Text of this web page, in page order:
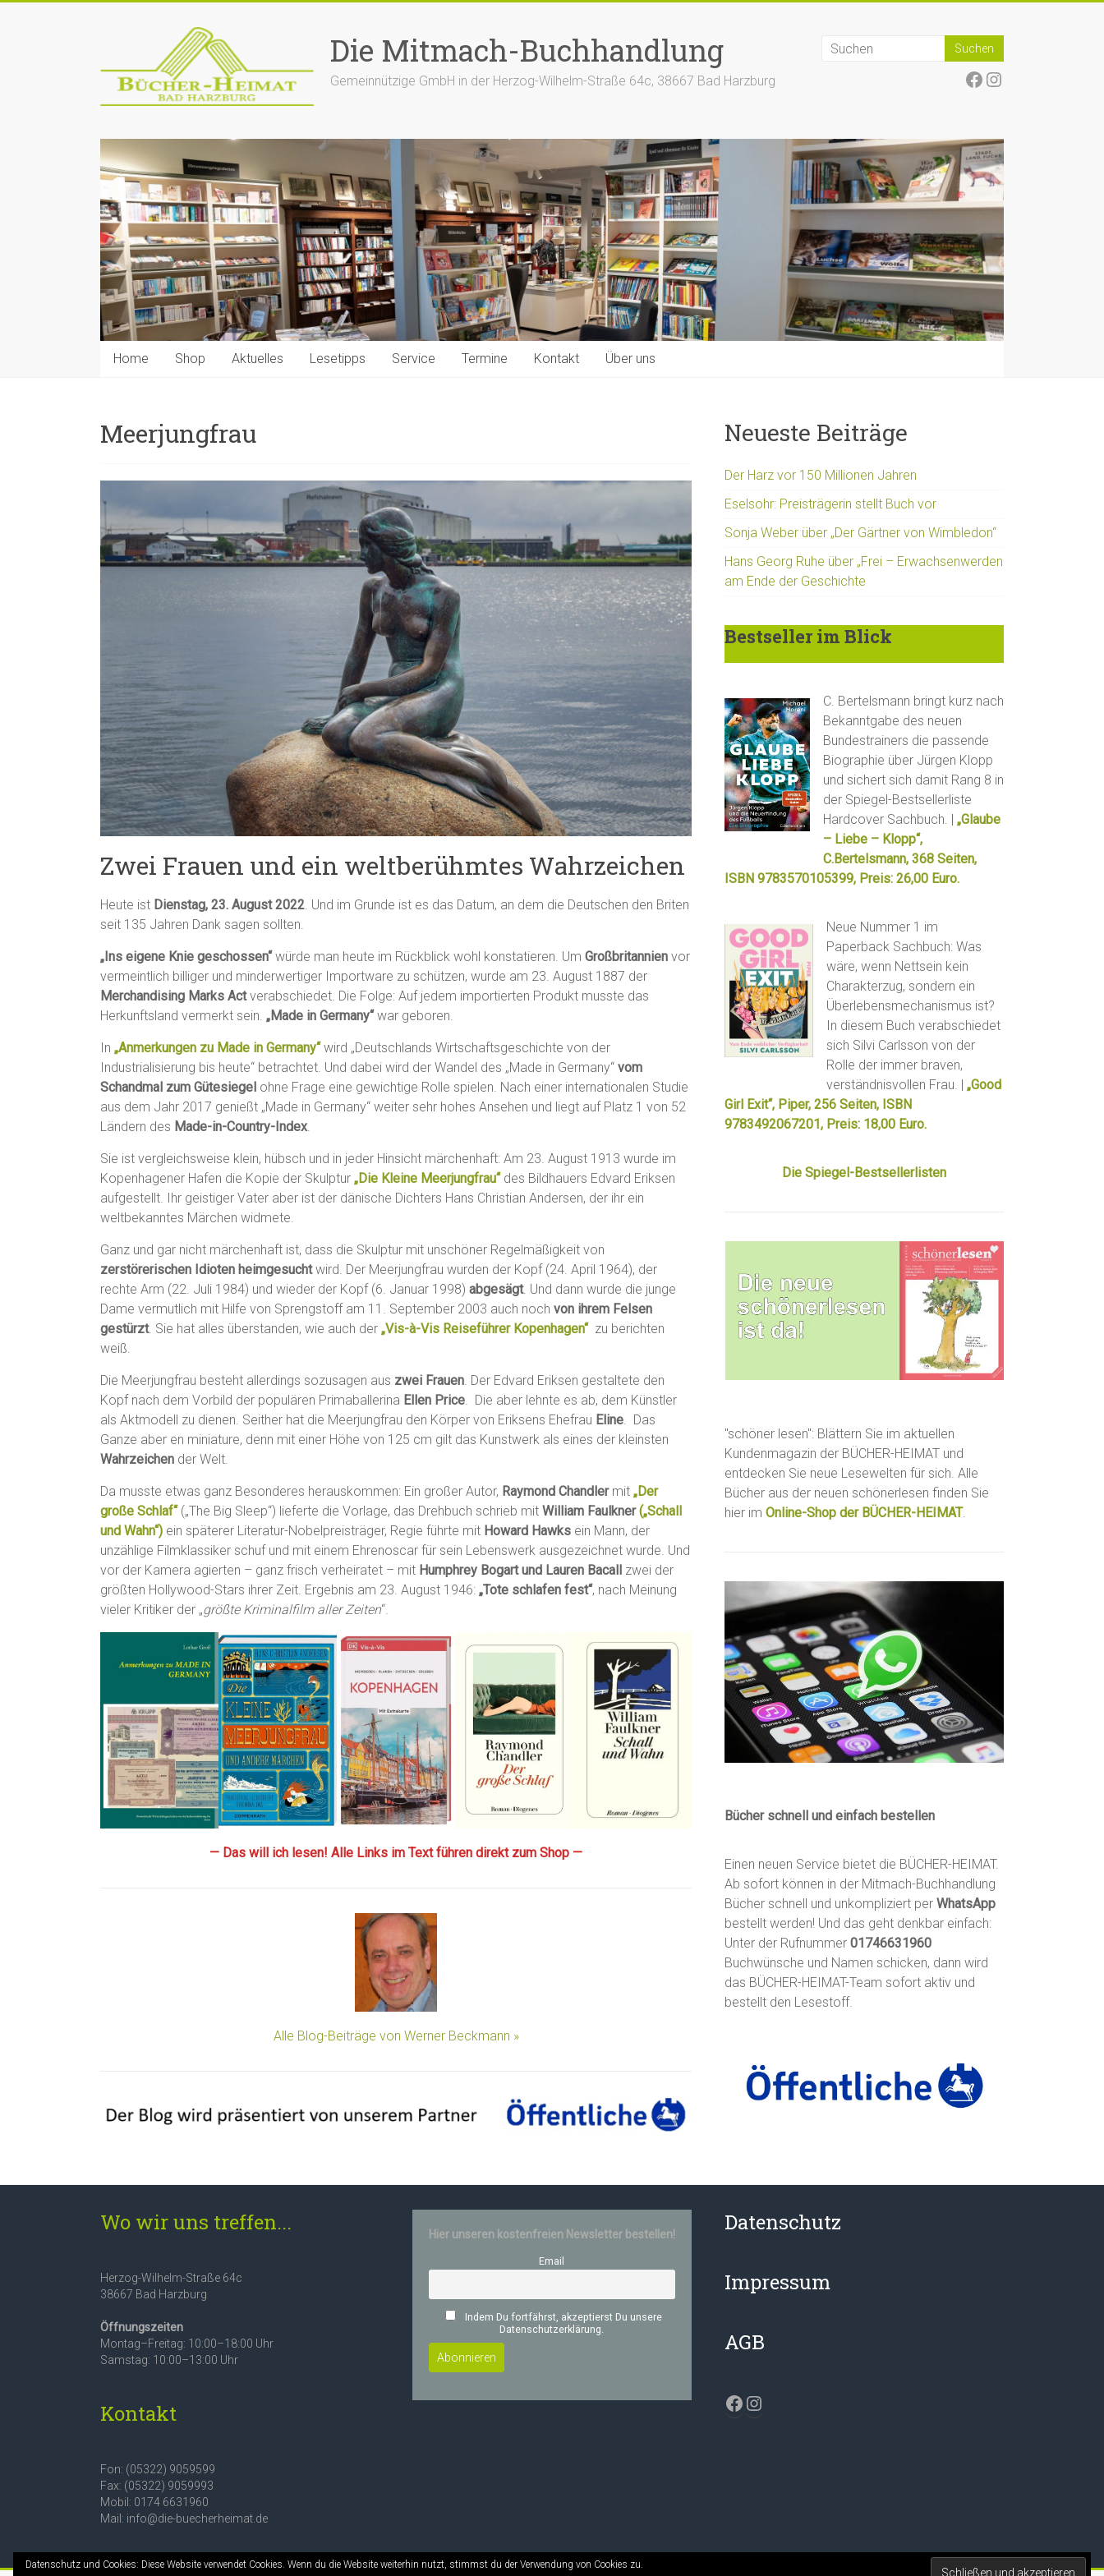
Die Mitmach-Buchhandlung
Gemeinnützige GmbH in der Herzog-Wilhelm-Straße 64c, 38667 Bad Harzburg Facebook
Instagram
Home Shop Aktuelles Lesetipps Service Termine Kontakt Über uns
Meerjungfrau
Zwei Frauen und ein weltberühmtes Wahrzeichen
Heute ist Dienstag, 23. August 2022. Und im Grunde ist es das Datum, an dem die Deutschen den Briten
seit 135 Jahren Dank sagen sollten.
„Ins eigene Knie geschossen“würde man heute im Rückblick wohl konstatieren. Um Großbritannien vor
vermeintlich billiger und minderwertiger Importware zu schützen, wurde am 23. August 1887 der
Merchandising Marks Actverabschiedet. Die Folge: Auf jedem importierten Produkt musste das
Herkunftsland vermerkt sein. „Made in Germany“war geboren.
In „Anmerkungen zu Made in Germany“wird „Deutschlands Wirtschaftsgeschichte von der
Industrialisierung bis heute“ betrachtet. Und dabei wird der Wandel des „Made in Germany“ vom
Schandmal zum Gütesiegel ohne Frage eine gewichtige Rolle spielen. Nach einer internationalen Studie
aus dem Jahr 2017 genießt „Made in Germany“ weiter sehr hohes Ansehen und liegt auf Platz 1 von 52
Ländern des Made-in-Country-Index.
Sie ist vergleichsweise klein, hübsch und in jeder Hinsicht märchenhaft: Am 23. August 1913 wurde im
Kopenhagener Hafen die Kopie der Skulptur „Die Kleine Meerjungfrau“des Bildhauers Edvard Eriksen
aufgestellt. Ihr geistiger Vater aber ist der dänische Dichters Hans Christian Andersen, der ihr ein
weltbekanntes Märchen widmete.
Ganz und gar nicht märchenhaft ist, dass die Skulptur mit unschöner Regelmäßigkeit von
zerstörerischen Idioten heimgesuchtwird. Der Meerjungfrau wurden der Kopf (24. April 1964), der
rechte Arm (22. Juli 1984) und wieder der Kopf (6. Januar 1998) abgesägt. Und dann wurde die junge
Dame vermutlich mit Hilfe von Sprengstoff am 11. September 2003 auch noch von ihrem Felsen
gestürzt. Sie hat alles überstanden, wie auch der „Vis-à-Vis Reiseführer Kopenhagen“ zu berichten
weiß.
Die Meerjungfrau besteht allerdings sozusagen aus zwei Frauen. Der Edvard Eriksen gestaltete den
Kopf nach dem Vorbild der populären Primaballerina Ellen Price. Die aber lehnte es ab, dem Künstler
als Aktmodell zu dienen. Seither hat die Meerjungfrau den Körper von Eriksens Ehefrau Eline. Das
Ganze aber en miniature, denn mit einer Höhe von 125 cm gilt das Kunstwerk als eines der kleinsten
Wahrzeichen der Welt.
Da musste etwas ganz Besonderes herauskommen: Ein großer Autor, Raymond Chandlermit „Der
große Schlaf“(„The Big Sleep“) lieferte die Vorlage, das Drehbuch schrieb mit William Faulkner („Schall
und Wahn“) ein späterer Literatur-Nobelpreisträger, Regie führte mit Howard Hawks ein Mann, der
unzählige Filmklassiker schuf und mit einem Ehrenoscar für sein Lebenswerk ausgezeichnet wurde. Und
vor der Kamera agierten – ganz frisch verheiratet – mit Humphrey Bogart und Lauren Bacall zwei der
größten Hollywood-Stars ihrer Zeit. Ergebnis am 23. August 1946: „Tote schlafen fest“, nach Meinung
vieler Kritiker der „größte Kriminalfilm aller Zeiten“.
— Das will ich lesen! Alle Links im Text führen direkt zum Shop —
Alle Blog-Beiträge von Werner Beckmann »
Neueste Beiträge
Der Harz vor 150 Millionen Jahren
Eselsohr: Preisträgerin stellt Buch vor
Sonja Weber über „Der Gärtner von Wimbledon“
Hans Georg Ruhe über „Frei – Erwachsenwerden
am Ende der Geschichte
Bestseller im Blick
C. Bertelsmann bringt kurz nach
Bekanntgabe des neuen
Bundestrainers die passende
Biographie über Jürgen Klopp
und sichert sich damit Rang 8 in
der Spiegel-Bestsellerliste
Hardcover Sachbuch. |„Glaube
– Liebe – Klopp“,
C.Bertelsmann, 368 Seiten,
ISBN 9783570105399, Preis: 26,00 Euro.
Neue Nummer 1 im
Paperback Sachbuch: Was
wäre, wenn Nettsein kein
Charakterzug, sondern ein
Überlebensmechanismus ist?
In diesem Buch verabschiedet
sich Silvi Carlsson von der
Rolle der immer braven,
verständnisvollen Frau. |„Good
Girl Exit“, Piper, 256 Seiten, ISBN
9783492067201, Preis: 18,00 Euro.
Die Spiegel-Bestsellerlisten
"schöner lesen": Blättern Sie im aktuellen
Kundenmagazin der BÜCHER-HEIMAT und
entdecken Sie neue Lesewelten für sich. Alle
Bücher aus der neuen schönerlesen finden Sie
hier imOnline-Shop der BÜCHER-HEIMAT.
Bücher schnell und einfach bestellen
Einen neuen Service bietet die BÜCHER-HEIMAT.
Ab sofort können in der Mitmach-Buchhandlung
Bücher schnell und unkompliziert perWhatsApp
bestellt werden! Und das geht denkbar einfach:
Unter der Rufnummer01746631960
Buchwünsche und Namen schicken, dann wird
das BÜCHER-HEIMAT-Team sofort aktiv und
bestellt den Lesestoff.
Wo wir uns treffen...
Herzog-Wilhelm-Straße 64c
38667 Bad Harzburg
Öffnungszeiten
Montag–Freitag: 10:00–18:00 Uhr
Samstag: 10:00–13:00 Uhr
Kontakt
Fon: (05322) 9059599
Fax: (05322) 9059993
Mobil: 0174 6631960
Mail: info@die-buecherheimat.de
Hier unseren kostenfreien Newsletter bestellen!
Email
Indem Du fortfährst, akzeptierst Du unsere
Datenschutzerklärung.
Datenschutz
Impressum
AGB
Facebook
Instagram
Datenschutz und Cookies: Diese Website verwendet Cookies. Wenn du die Website weiterhin nutzt, stimmst du der Verwendung von Cookies zu.